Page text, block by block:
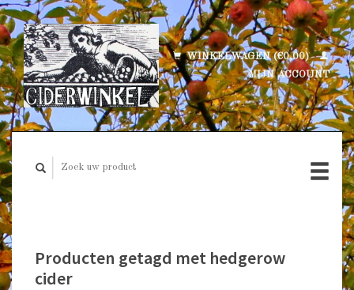
WINKELWAGEN (€0,00)
MIJN ACCOUNT
Producten getagd met hedgerow
cider